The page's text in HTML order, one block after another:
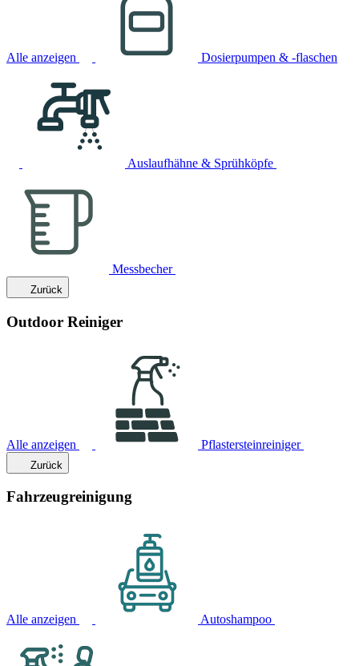
Alle anzeigen Dosierpumpen & -flaschen
Auslaufhähne & Sprühköpfe
Messbecher
Zurück
Outdoor Reiniger
Alle anzeigen Pflastersteinreiniger
Zurück
Fahrzeugreinigung
Alle anzeigen Autoshampoo